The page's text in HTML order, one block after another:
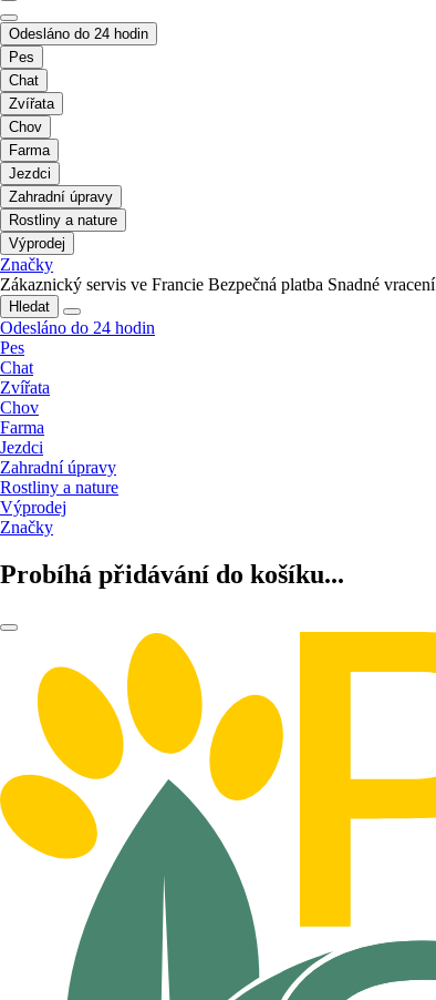
Odesláno do 24 hodin
Pes
Chat
Zvířata
Chov
Farma
Jezdci
Zahradní úpravy
Rostliny a nature
Výprodej
Značky
Zákaznický servis ve Francie Bezpečná platba Snadné vracení
Hledat
Odesláno do 24 hodin
Pes
Chat
Zvířata
Chov
Farma
Jezdci
Zahradní úpravy
Rostliny a nature
Výprodej
Značky
Probíhá přidávání do košíku...